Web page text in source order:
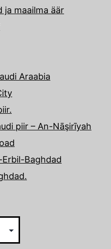
ja maailma äär
Araabia
piir – An-Nāşirīyah
Erbil-Baghdad